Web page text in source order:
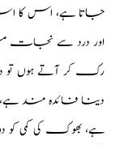
جاتا ہے، اس کا
اور درد سے
رک کر آتے ہوں
دینا فائدہ مند
ہے، بھوک کی کمی کو